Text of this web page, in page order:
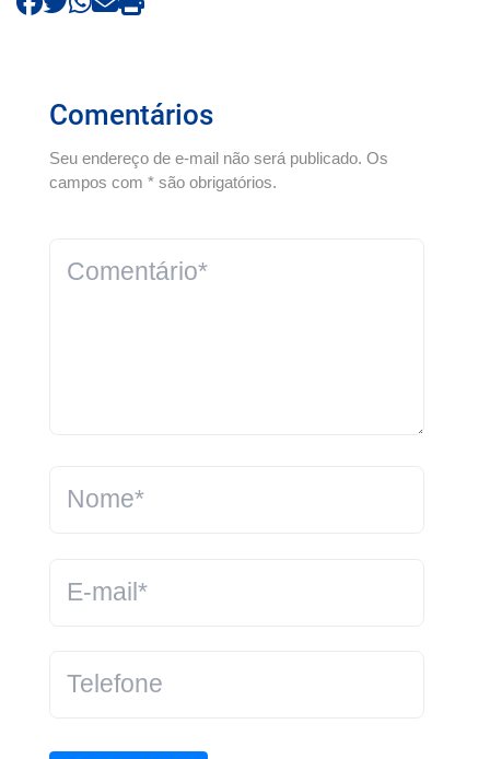
Comentários
Seu endereço de e-mail não será publicado. Os
campos com * são obrigatórios.